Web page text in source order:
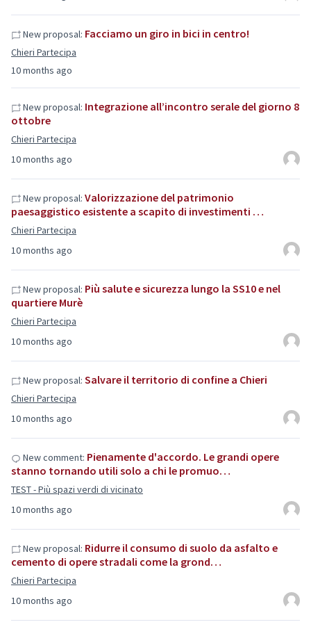
10 months ago
New proposal: Facciamo un giro in bici in centro!
Chieri Partecipa
10 months ago
New proposal: Integrazione all’incontro serale del giorno 8
ottobre
Chieri Partecipa
10 months ago
New proposal: Valorizzazione del patrimonio
paesaggistico esistente a scapito di investimenti …
Chieri Partecipa
10 months ago
New proposal: Più salute e sicurezza lungo la SS10 e nel
quartiere Murè
Chieri Partecipa
10 months ago
New proposal: Salvare il territorio di confine a Chieri
Chieri Partecipa
10 months ago
New comment: Pienamente d'accordo. Le grandi opere
stanno tornando utili solo a chi le promuo…
TEST - Più spazi verdi di vicinato
10 months ago
New proposal: Ridurre il consumo di suolo da asfalto e
cemento di opere stradali come la grond…
Chieri Partecipa